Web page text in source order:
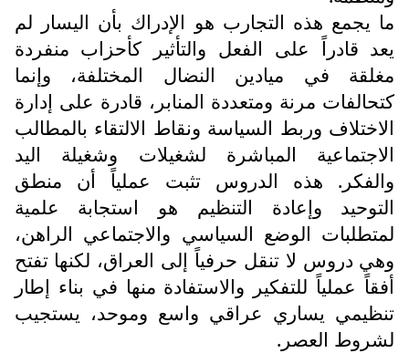
ما يجمع هذه التجارب هو الإدراك بأن اليسار لم
يعد قادراً على الفعل والتأثير كأحزاب منفردة
مغلقة في ميادين النضال المختلفة، وإنما
كتحالفات مرنة ومتعددة المنابر، قادرة على إدارة
الاختلاف وربط السياسة ونقاط الالتقاء بالمطالب
الاجتماعية المباشرة لشغيلات وشغيلة اليد
والفكر. هذه الدروس تثبت عملياً أن منطق
التوحيد وإعادة التنظيم هو استجابة علمية
لمتطلبات الوضع السياسي والاجتماعي الراهن،
وهي دروس لا تنقل حرفياً إلى العراق، لكنها تفتح
أفقاً عملياً للتفكير والاستفادة منها في بناء إطار
تنظيمي يساري عراقي واسع وموحد، يستجيب
لشروط العصر.